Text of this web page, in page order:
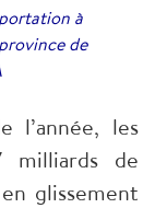
à
de
l’année, les
milliards de
glissement